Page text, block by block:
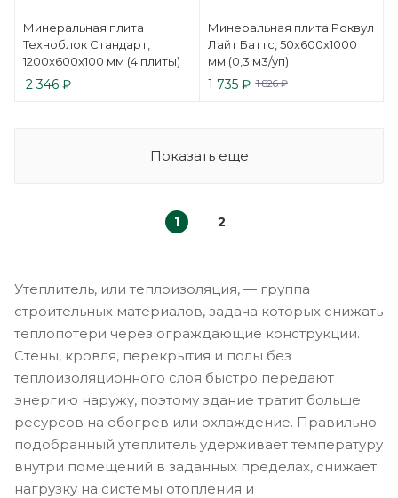
Минеральная плита
Техноблок Стандарт,
1200x600x100 мм (4 плиты)
2 346 ₽
Минеральная плита Роквул
Лайт Баттс, 50х600х1000
мм (0,3 м3/уп)
1 735₽ 1 826₽
Показать еще
1 2
Утеплитель, или теплоизоляция, — группа
строительных материалов, задача которых снижать
теплопотери через ограждающие конструкции.
Стены, кровля, перекрытия и полы без
теплоизоляционного слоя быстро передают
энергию наружу, поэтому здание тратит больше
ресурсов на обогрев или охлаждение. Правильно
подобранный утеплитель удерживает температуру
внутри помещений в заданных пределах, снижает
нагрузку на системы отопления и